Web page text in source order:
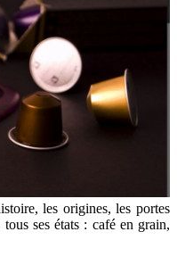
les origines, les portes
ses états : café en grain,